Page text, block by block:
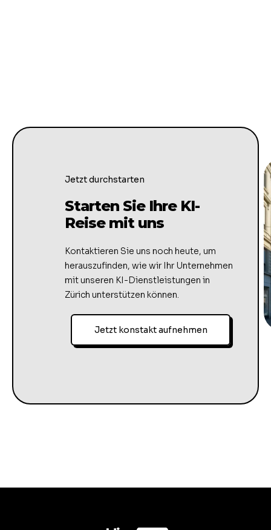
Jetzt durchstarten
Starten Sie Ihre KI-
Reise mit uns
Kontaktieren Sie uns noch heute, um
herauszufinden, wie wir Ihr Unternehmen
mit unseren KI-Dienstleistungen in
Zürich unterstützen können.
Jetzt konstakt aufnehmen